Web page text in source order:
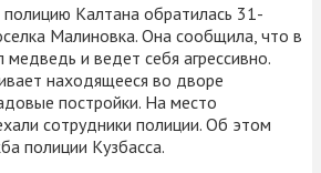
Калтана обратилась 31-
Малиновка. Она сообщила, что в
и ведет себя агрессивно.
находящееся во дворе
постройки. На место
сотрудники полиции. Об этом
полиции Кузбасса.